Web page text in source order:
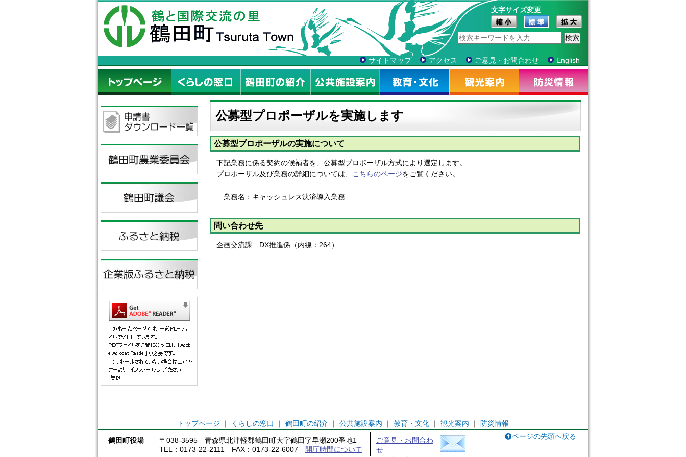
文字サイズ変更
サイトマップ アクセス ご意見・お問合わせ English
公募型プロポーザルを実施します
公募型プロポーザルの実施について
下記業務に係る契約の候補者を、公募型プロポーザル方式により選定します。
プロポーザル及び業務の詳細については、
こちらのページをご覧ください。
業務名：キャッシュレス決済導入業務
問い合わせ先
企画交流課 DX推進係（内線：264）
トップページ ｜ くらしの窓口 ｜ 鶴田町の紹介 ｜ 公共施設案内 ｜ 教育・文化 ｜ 観光案内 ｜ 防災情報
鶴田町役場
〒038-3595 青森県北津軽郡鶴田町大字鶴田字早瀬200番地1
TEL：0173-22-2111 FAX：0173-22-6007
開庁時間について
ご意見・お問合わ
せ
ページの先頭へ戻る